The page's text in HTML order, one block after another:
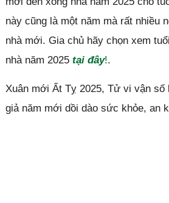
này cũng là một năm mà rất nhiều
nhà mới. Gia chủ hãy chọn xem
nhà năm 2025 tại đây!.
Xuân mới Ất Tỵ 2025, Tử vi vận số
giả năm mới dồi dào sức khỏe, an